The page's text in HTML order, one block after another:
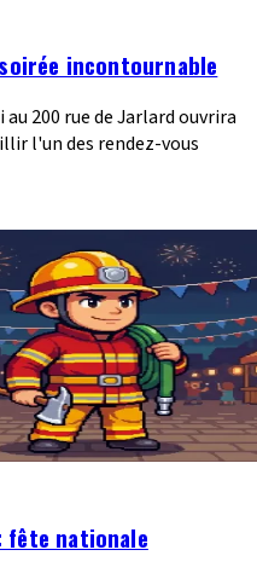
incontournable
200 rue de Jarlard ouvrira
l'un des rendez-vous
fête nationale